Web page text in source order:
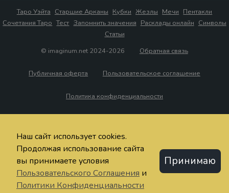
Таро Уэйта Старшие Арканы Кубки Жезлы Мечи Пентакли
Сочетания Таро Тест Запомнить значения Расклады онлайн Символы
Статьи
© imaginum.net 2024-2026
Обратная связь
Публичная оферта Пользовательское соглашение
Политика конфиденциальности
Наш сайт использует cookies.
Продолжая использование сайта
вы принимаете условия
Пользовательского Соглашения и
Политики Конфиденциальности
Принимаю